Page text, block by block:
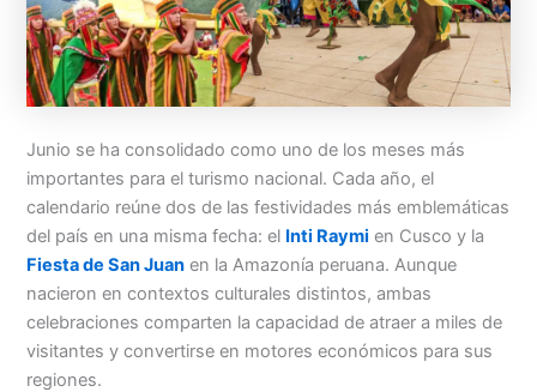
Menu
Junio se ha consolidado como uno de los meses más
importantes para el turismo nacional. Cada año, el
calendario reúne dos de las festividades más emblemáticas
del país en una misma fecha: el Inti Raymi en Cusco y la
Fiesta de San Juan en la Amazonía peruana. Aunque
nacieron en contextos culturales distintos, ambas
celebraciones comparten la capacidad de atraer a miles de
visitantes y convertirse en motores económicos para sus
regiones.